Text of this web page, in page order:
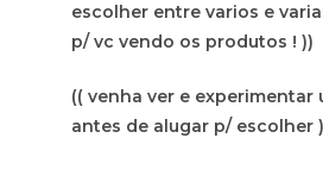
escolher entre varios e
p/ vc vendo os produtos ! ))
(( venha ver e experimentar
antes de alugar p/ escolher